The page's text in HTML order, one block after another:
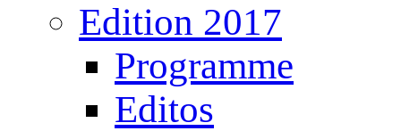
Edition 2017
Programme
Editos